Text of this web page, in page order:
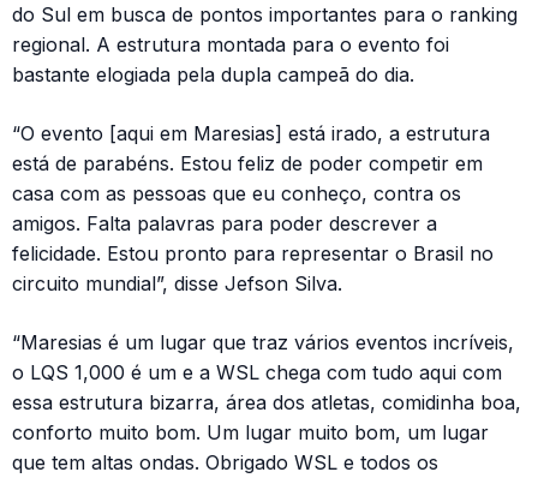
do Sul em busca de pontos importantes para o ranking
regional. A estrutura montada para o evento foi
bastante elogiada pela dupla campeã do dia.
“O evento [aqui em Maresias] está irado, a estrutura
está de parabéns. Estou feliz de poder competir em
casa com as pessoas que eu conheço, contra os
amigos. Falta palavras para poder descrever a
felicidade. Estou pronto para representar o Brasil no
circuito mundial”, disse Jefson Silva.
“Maresias é um lugar que traz vários eventos incríveis,
o LQS 1,000 é um e a WSL chega com tudo aqui com
essa estrutura bizarra, área dos atletas, comidinha boa,
conforto muito bom. Um lugar muito bom, um lugar
que tem altas ondas. Obrigado WSL e todos os